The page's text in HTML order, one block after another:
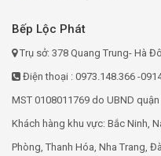
Bếp Lộc Phát
Trụ sở: 378 Quang Trung- Hà
Điện thoại : 0973.148.366 -
MST 0108011769 do UBND
Khách hàng khu vực: Bắc Ninh,
Phòng, Thanh Hóa, Nha Trang,